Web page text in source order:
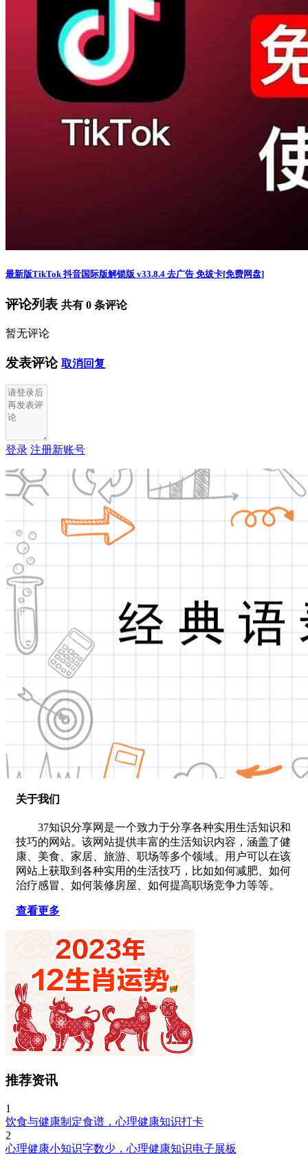
最新版TikTok 抖音国际版解锁版 v33.8.4 去广告 免拔卡[免费网盘]
评论列表 共有 0 条评论
暂无评论
发表评论 取消回复
登录 注册新账号
关于我们
37知识分享网是一个致力于分享各种实用生活知识和
技巧的网站。该网站提供丰富的生活知识内容，涵盖了健
康、美食、家居、旅游、职场等多个领域。用户可以在该
网站上获取到各种实用的生活技巧，比如如何减肥、如何
治疗感冒、如何装修房屋、如何提高职场竞争力等等。
查看更多
推荐资讯
1
饮食与健康制定食谱，心理健康知识打卡
2
心理健康小知识字数少，心理健康知识电子展板